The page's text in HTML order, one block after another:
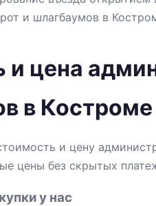
и шлагбаумов в
и цена
в Костроме
и цену
цены без скрытых
у нас